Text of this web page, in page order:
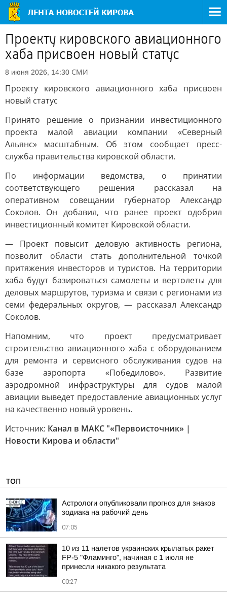
Проекту кировского авиационного
хаба присвоен новый статус
8 июня 2026, 14:30 СМИ
Проекту кировского авиационного хаба присвоен
новый статус
Принято решение о признании инвестиционного
проекта малой авиации компании «Северный
Альянс» масштабным. Об этом сообщает пресс-
служба правительства кировской области.
По информации ведомства, о принятии
соответствующего решения рассказал на
оперативном совещании губернатор Александр
Соколов. Он добавил, что ранее проект одобрил
инвестиционный комитет Кировской области.
— Проект повысит деловую активность региона,
позволит области стать дополнительной точкой
притяжения инвесторов и туристов. На территории
хаба будут базироваться самолеты и вертолеты для
деловых маршрутов, туризма и связи с регионами из
семи федеральных округов, — рассказал Александр
Соколов.
Напомним, что проект предусматривает
строительство авиационного хаба с оборудованием
для ремонта и сервисного обслуживания судов на
базе аэропорта «Победилово». Развитие
аэродромной инфраструктуры для судов малой
авиации выведет предоставление авиационных услуг
на качественно новый уровень.
Источник: Канал в МАКС "«Первоисточник» |
Новости Кирова и области"
ТОП
Астрологи опубликовали прогноз для знаков
зодиака на рабочий день
07:05
10 из 11 налетов украинских крылатых ракет
FP-5 "Фламинго", начиная с 1 июля не
принесли никакого результата
00:27